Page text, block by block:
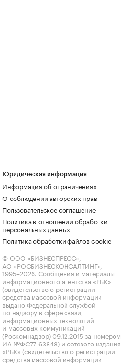
Юридическая информация
Информация об ограничениях
О соблюдении авторских прав
Пользовательское соглашение
Политика в отношении обработки
персональных данных
Политика обработки файлов cookie
© ООО «БИЗНЕСПРЕСС»,
АО «РОСБИЗНЕСКОНСАЛТИНГ»,
1995–2026. Сообщения и материалы
информационного агентства «РБК»
(свидетельство о регистрации
средства массовой информации
выдано Федеральной службой
по надзору в сфере связи,
информационных технологий
и массовых коммуникаций
(Роскомнадзор) 09.12.2015 за номером
ИА №ФС77-63848) и сетевого издания
«РБК» (свидетельство о регистрации
средства массовой информации